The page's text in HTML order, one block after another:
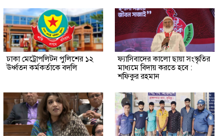
ঢাকা মেট্রোপলিটন পুলিশের ১২
ঊর্ধ্বতন কর্মকর্তাকে বদলি
ফ্যাসিবাদের কালো ছায়া সংস্কৃতির
মাধ্যমে বিদায় করতে হবে :
শফিকুর রহমান